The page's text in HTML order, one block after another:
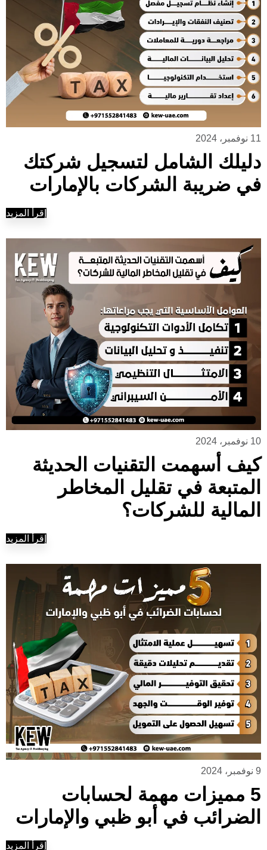
11 نوفمبر، 2024
دليلك الشامل لتسجيل شركتك
في ضريبة الشركات بالإمارات
إقرأ المزيد
10 نوفمبر، 2024
كيف أسهمت التقنيات الحديثة
المتبعة في تقليل المخاطر
المالية للشركات؟
إقرأ المزيد
9 نوفمبر، 2024
5 مميزات مهمة لحسابات
الضرائب في أبو ظبي والإمارات
إقرأ المزيد